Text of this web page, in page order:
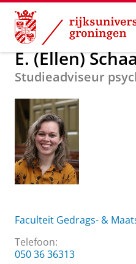
Skip
Content
Skip
Navigation
Over ons E.
E. (Ellen)
Studieadviseur
Faculteit Gedrags- &
Telefoon:
050 36 36313